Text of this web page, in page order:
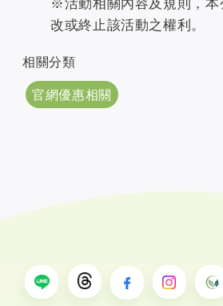
改或終止該活動之權利。
相關分類
官網優惠相關